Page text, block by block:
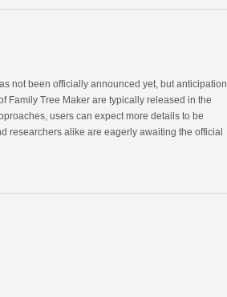
not been officially announced yet, but anticipation
Family Tree Maker are typically released in the
users can expect more details to be
researchers alike are eagerly awaiting the official